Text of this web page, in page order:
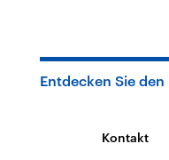
Entdecken Sie
Kontakt